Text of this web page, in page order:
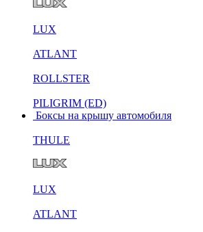
LUX
ATLANT
ROLLSTER
PILIGRIM (ED)
Боксы на крышу автомобиля
THULE
LUX
ATLANT